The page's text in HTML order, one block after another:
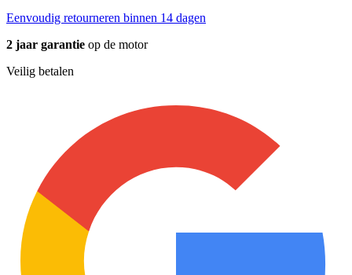
Eenvoudig retourneren binnen 14 dagen
2 jaar garantie op de motor
Veilig betalen